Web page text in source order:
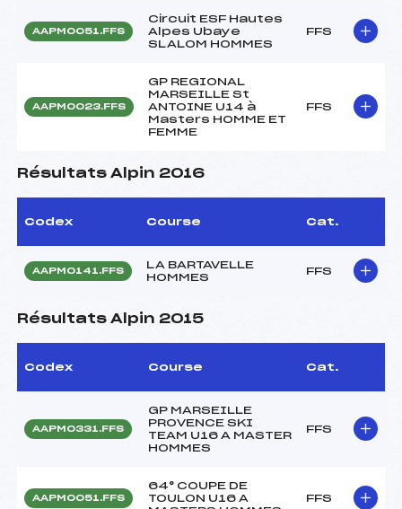
AAPM0051.FFS
Circuit ESF Hautes
Alpes Ubaye
SLALOM HOMMES
FFS
AAPM0023.FFS
GP REGIONAL
MARSEILLE St
ANTOINE U14 à
Masters HOMME ET
FEMME
FFS
Résultats Alpin 2016
Codex Course Cat.
AAPM0141.FFS
LA BARTAVELLE
HOMMES
FFS
Résultats Alpin 2015
Codex Course Cat.
AAPM0331.FFS
GP MARSEILLE
PROVENCE SKI
TEAM U16 A MASTER
HOMMES
FFS
AAPM0051.FFS
64° COUPE DE
TOULON U16 A
FFS